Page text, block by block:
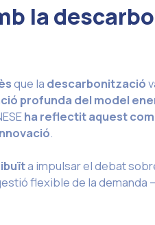
la
que la descarbonització
profunda del model
ha reflectit aquest
.
a impulsar el debat
flexible de la